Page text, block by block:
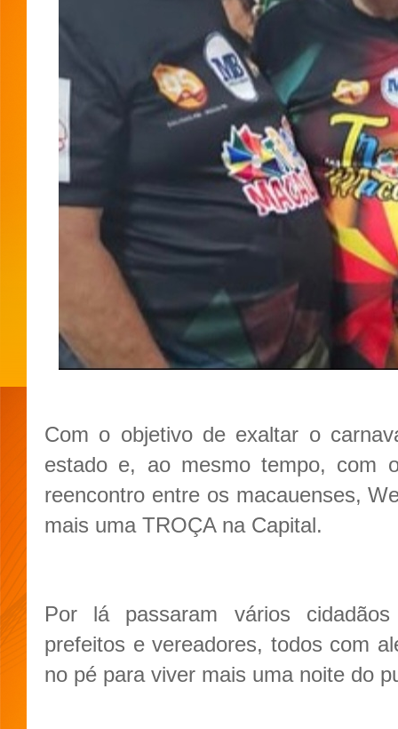
Com o objetivo de exaltar o
estado e, ao mesmo tempo, com
reencontro entre os macauenses,
mais uma TROÇA na Capital.
Por lá passaram vários
prefeitos e vereadores, todos com
no pé para viver mais uma noite do